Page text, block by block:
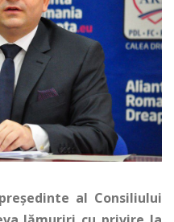
al Consiliului